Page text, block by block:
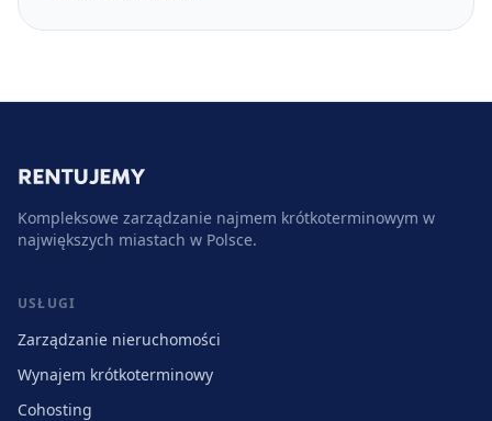
Kompleksowe zarządzanie najmem krótkoterminowym w
największych miastach w Polsce.
USŁUGI
Zarządzanie nieruchomości
Wynajem krótkoterminowy
Cohosting